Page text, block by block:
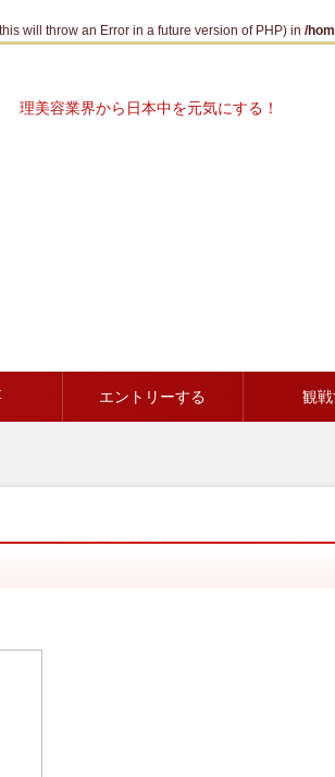
will throw an Error in a future version of PHP) in /
理美容業界から日本中を元気にする！
エントリーする 観